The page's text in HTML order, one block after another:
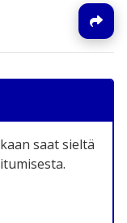
saat sieltä